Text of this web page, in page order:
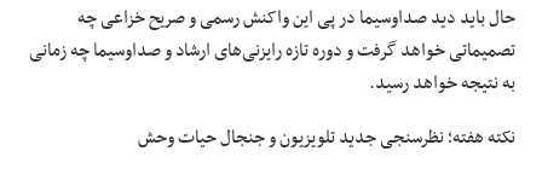
حال باید دید صداوسیما در پی این واکنش رسمی و صریح خزاعی چه
تصمیماتی خواهد گرفت و دوره تازه رایزنی‌های ارشاد و صداوسیما چه زمانی
به نتیجه خواهد رسید.
نکته هفته؛نظرسنجی جدید تلویزیون و جنجال حیات وحش